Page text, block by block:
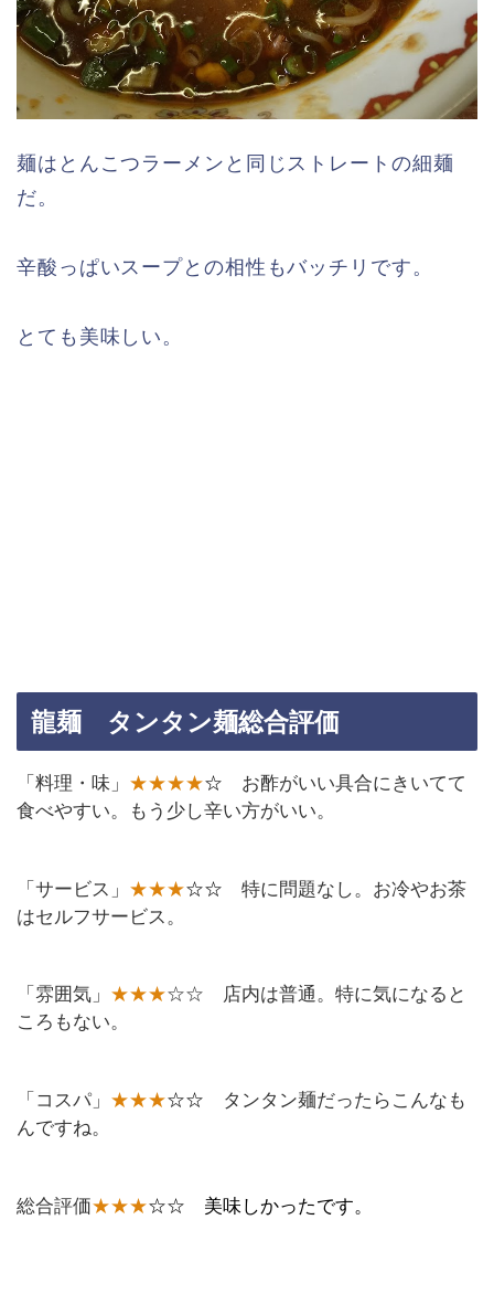
麺はとんこつラーメンと同じストレートの細麺
だ。
辛酸っぱいスープとの相性もバッチリです。
とても美味しい。
龍麺 タンタン麺総合評価
「料理・味」 ★★★★☆ お酢がいい具合にきいてて
食べやすい。もう少し辛い方がいい。
「サービス」 ★★★☆☆ 特に問題なし。お冷やお茶
はセルフサービス。
「雰囲気」 ★★★☆☆ 店内は普通。特に気になると
ころもない。
「コスパ」 ★★★☆☆ タンタン麺だったらこんなも
んですね。
総合評価★★★☆☆ 美味しかったです。